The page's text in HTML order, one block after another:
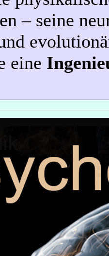
– seine
eine